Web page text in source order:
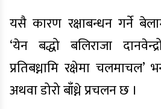
यसै कारण रक्षाबन्धन गर्ने
‘येन बद्धो बलिराजा
प्रतिबध्नामि रक्षेमा चलमाचल’
अथवा डोरो बाँध्ने प्रचलन छ ।